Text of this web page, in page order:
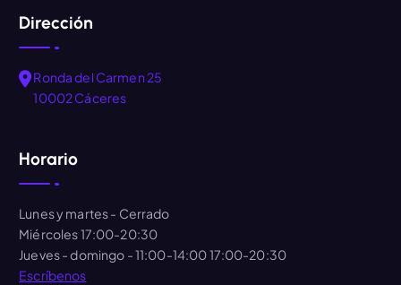
Dirección
Ronda del Carmen 25
10002 Cáceres
Horario
Lunes y martes- Cerrado
Miércoles17:00-20:30
Jueves - domingo - 11:00-14:00 17:00-20:30
Escríbenos